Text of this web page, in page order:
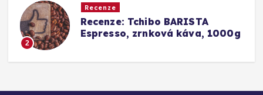
3
Recenze
Srovnání a recenze: Tchibo
Barista Caffè Crema vs.